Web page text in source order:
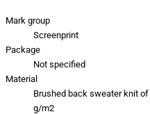
Mark group
Screenprint
Package
Not specified
Material
Brushed back sweater knit of
g/m2